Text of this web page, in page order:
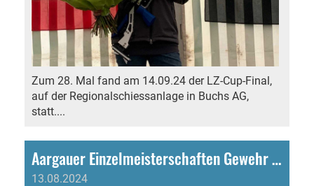
Zum 28. Mal fand am 14.09.24 der LZ-Cup-Final,
auf der Regionalschiessanlage in Buchs AG,
statt....
Aargauer Einzelmeisterschaften Gewehr 50 Meter
13.08.2024